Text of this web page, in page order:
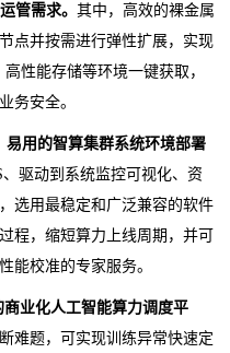
管需求。其中，高效的裸金属
点并按需进行弹性扩展，实现
性能存储等环境一键获取，
务安全。
易用的智算集群系统环境部署
驱动到系统监控可视化、资
选用最稳定和广泛兼容的软件
程，缩短算力上线周期，并可
能校准的专家服务。
商业化人工智能算力调度平
难题，可实现训练异常快速定